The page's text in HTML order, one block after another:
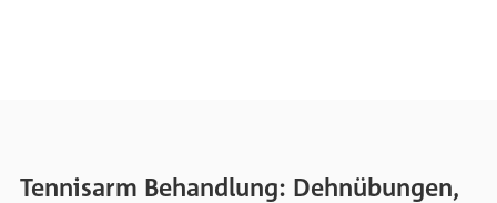
Tennisarm Behandlung: Dehnübungen,